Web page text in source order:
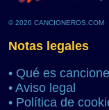
© 2026 CANCIONEROS.COM
Notas legales
• Qué es
• Aviso legal
• Política de